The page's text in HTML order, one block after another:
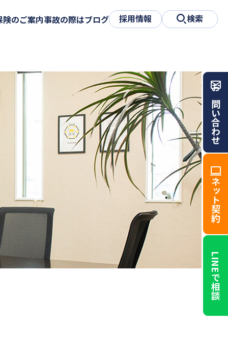
険のご案内事故の際はブログ 採用情報 検索
お問い合わせ
ネット契約
LINEで相談